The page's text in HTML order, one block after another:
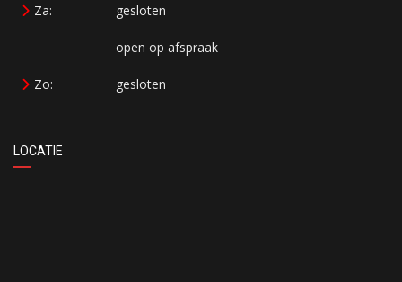
Za: gesloten
open op afspraak
Zo: gesloten
LOCATIE